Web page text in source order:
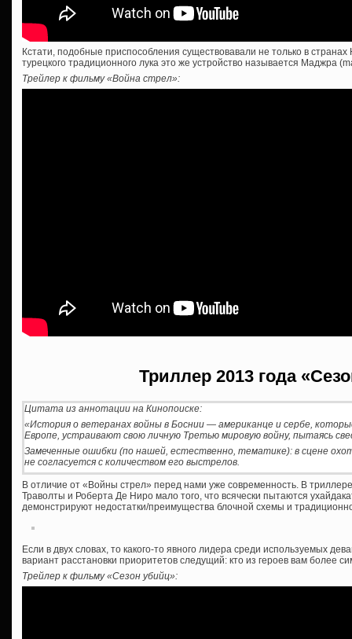
Кстати, подобные приспособления существовавали не только в странах
турецкого традиционного лука это же устройство называется Маджра
Трейлер к фильму «Война стрел»:
Триллер 2013 года
Цитата из аннотации на Кинопоиске:
«История о ветеранах войны в Боснии — американце и сербе,
Европе, устраивают свою личную Третью мировую войну, пытаясь
Замеченные ошибки (по нашей, естественно, тематике): в сцене
не согласуется с количеством его выстрелов.
В отличие от «Войны стрел» перед нами уже современность. В
Траволты и Роберта Де Ниро мало того, что всячески пытаются
демонстрируют недостатки/преимущества блочной схемы и
Если в двух словах, то какого-то явного лидера среди используемых
вариант расстановки приоритетов следущий: кто из героев вам более
Трейлер к фильму «Сезон убийц»: